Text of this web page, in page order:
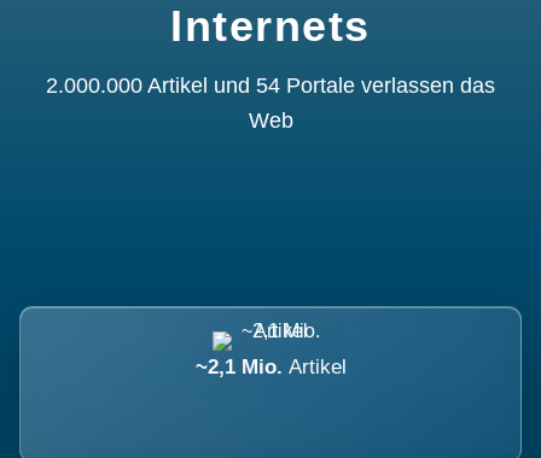
Internets
2.000.000 Artikel und 54 Portale verlassen das
Web
~2,1 Mio. Artikel